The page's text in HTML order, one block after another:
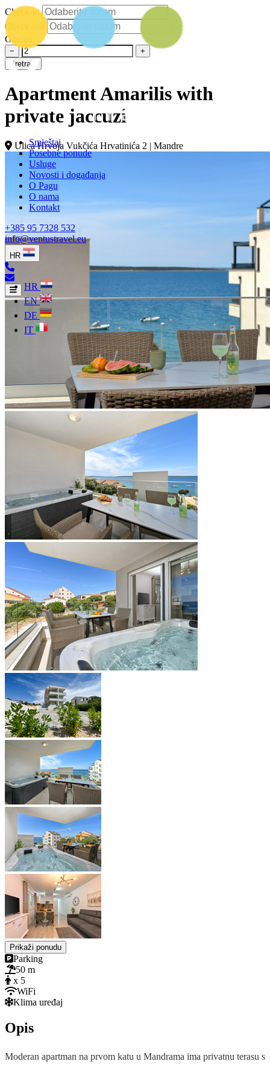
Smještaj
Posebne ponude
Usluge
Novosti i događanja
O Pagu
O nama
Kontakt
+385 95 7328 532
info@ventustravel.eu
HR
HR
EN
DE
IT
Check-in
Check-out
Gostiju
−
+
Pretraži
Apartment Amarilis with
private jaccuzi
Ulica Hrvoja Vukčića Hrvatinića 2 | Mandre
Prikaži ponudu
Parking
50 m
x 5
WiFi
Klima uređaj
Opis
Moderan apartman na prvom katu u Mandrama ima privatnu terasu s